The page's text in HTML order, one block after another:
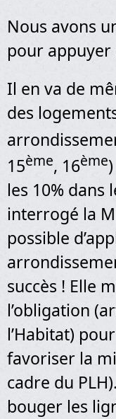
Nous avons
pour
Il en va de
des
15ème, 16ème
les 10% dans
interrogé la
possible
succès ! Elle
l’obligation
l’Habitat)
favoriser la
cadre du
bouger les